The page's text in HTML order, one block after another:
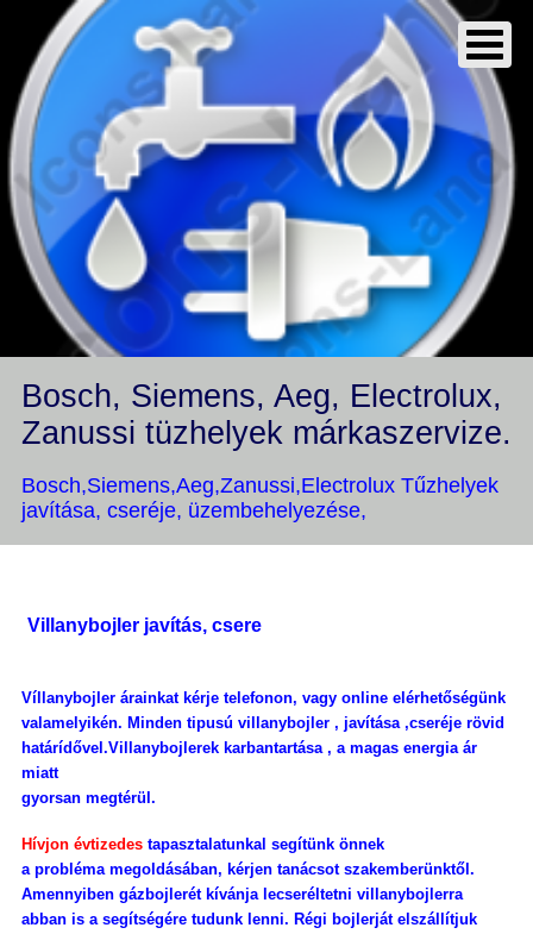
Bosch, Siemens, Aeg, Electrolux,
Zanussi tüzhelyek márkaszervize.
Bosch,Siemens,Aeg,Zanussi,Electrolux Tűzhelyek
javítása, cseréje, üzembehelyezése,
Villanybojler javítás, csere
Víllanybojler árainkat kérje telefonon, vagy online elérhetőségünk
valamelyikén. Minden tipusú villanybojler , javítása ,cseréje rövid
határídővel.Villanybojlerek karbantartása , a magas energia ár
miatt
gyorsan megtérül.
Hívjon évtizedes tapasztalatunkal segítünk önnek
a probléma megoldásában, kérjen tanácsot szakemberünktől.
Amennyiben gázbojlerét kívánja lecseréltetni villanybojlerra
abban is a segítségére tudunk lenni. Régi bojlerját elszállítjuk